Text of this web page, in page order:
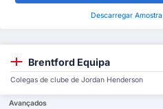
Descarregar
Brentford Equipa
Colegas de clube de Jordan Henderson
Avançados